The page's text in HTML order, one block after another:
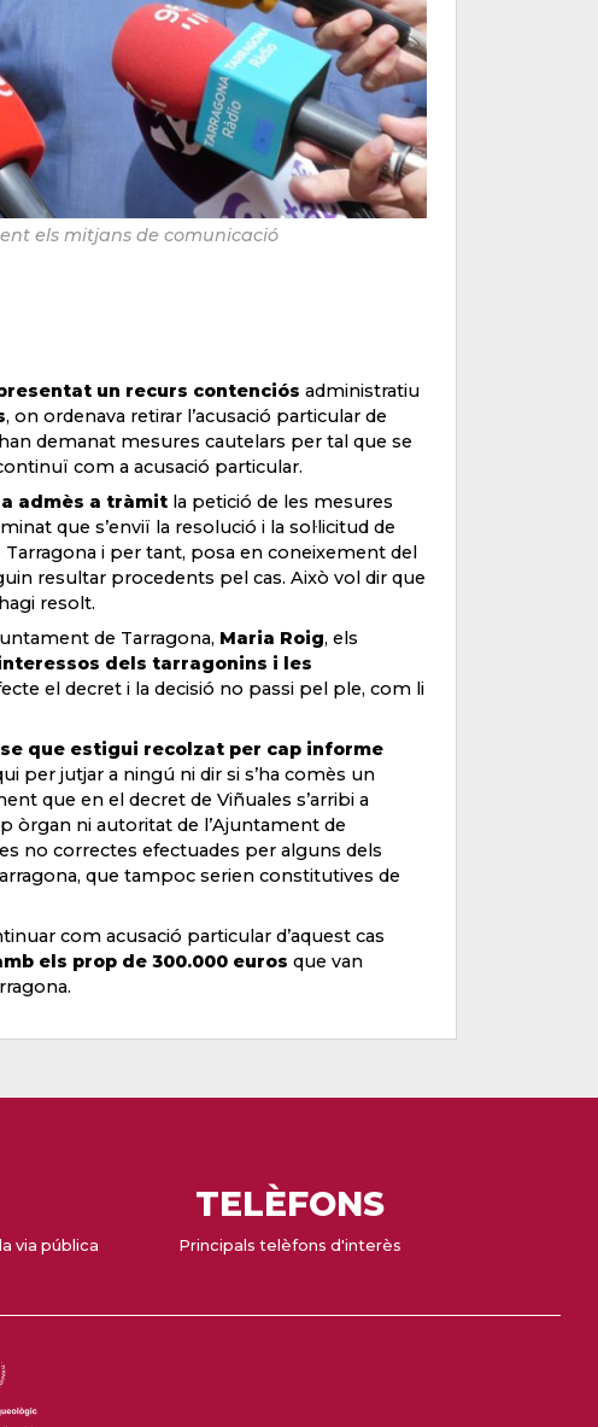
els mitjans de comunicació
un recurs contenciós administratiu
, on ordenava retirar l’acusació particular de
demanat mesures cautelars per tal que se
com a acusació particular.
admès a tràmit la petició de les mesures
que s’enviï la resolució i la sol·licitud de
Tarragona i per tant, posa en coneixement del
resultar procedents pel cas. Això vol dir que
resolt.
de Tarragona, Maria Roig, els
dels tarragonins i les
el decret i la decisió no passi pel ple, com li
que estigui recolzat per cap informe
per jutjar a ningú ni dir si s’ha comès un
que en el decret de Viñuales s’arribi a
òrgan ni autoritat de l’Ajuntament de
no correctes efectuades per alguns dels
que tampoc serien constitutives de
com acusació particular d’aquest cas
els prop de 300.000 euros que van
via pública
TELÈFONS
Principals telèfons d'interès